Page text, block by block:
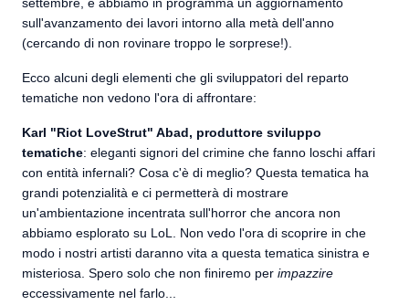
sull'avanzamento dei lavori intorno alla metà dell'anno
(cercando di non rovinare troppo le sorprese!).
Ecco alcuni degli elementi che gli sviluppatori del reparto
tematiche non vedono l'ora di affrontare:
Karl "Riot LoveStrut" Abad, produttore sviluppo
tematiche: eleganti signori del crimine che fanno loschi affari
con entità infernali? Cosa c'è di meglio? Questa tematica ha
grandi potenzialità e ci permetterà di mostrare
un'ambientazione incentrata sull'horror che ancora non
abbiamo esplorato su LoL. Non vedo l'ora di scoprire in che
modo i nostri artisti daranno vita a questa tematica sinistra e
misteriosa. Spero solo che non finiremo per impazzire
eccessivamente nel farlo...